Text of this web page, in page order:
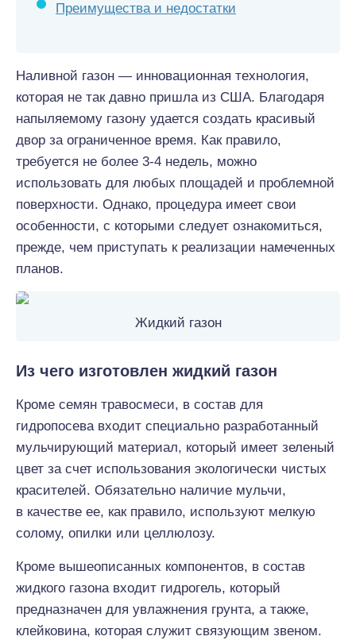
Преимущества и недостатки
Наливной газон — инновационная технология,
которая не так давно пришла из США. Благодаря
напыляемому газону удается создать красивый
двор за ограниченное время. Как правило,
требуется не более 3-4 недель, можно
использовать для любых площадей и проблемной
поверхности. Однако, процедура имеет свои
особенности, с которыми следует ознакомиться,
прежде, чем приступать к реализации намеченных
планов.
Жидкий газон
Из чего изготовлен жидкий газон
Кроме семян травосмеси, в состав для
гидропосева входит специально разработанный
мульчирующий материал, который имеет зеленый
цвет за счет использования экологически чистых
красителей. Обязательно наличие мульчи,
в качестве ее, как правило, используют мелкую
солому, опилки или целлюлозу.
Кроме вышеописанных компонентов, в состав
жидкого газона входит гидрогель, который
предназначен для увлажнения грунта, а также,
клейковина, которая служит связующим звеном.